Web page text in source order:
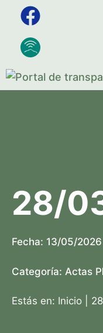
Saltar
contenido
28/
Fecha: 13/05/2026
Categoría: Actas
Estás en: Inicio